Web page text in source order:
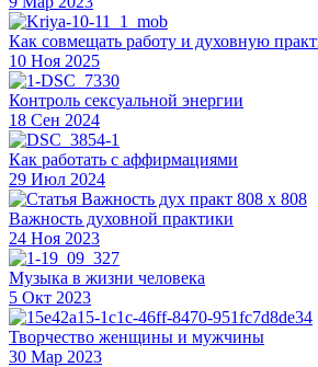
Как совмещать работу и духовную
10 Ноя 2025
Контроль сексуальной энергии
18 Сен 2024
Как работать с аффирмациями
29 Июл 2024
Важность духовной практики
24 Ноя 2023
Музыка в жизни человека
5 Окт 2023
Творчество женщины и мужчины
30 Мар 2023